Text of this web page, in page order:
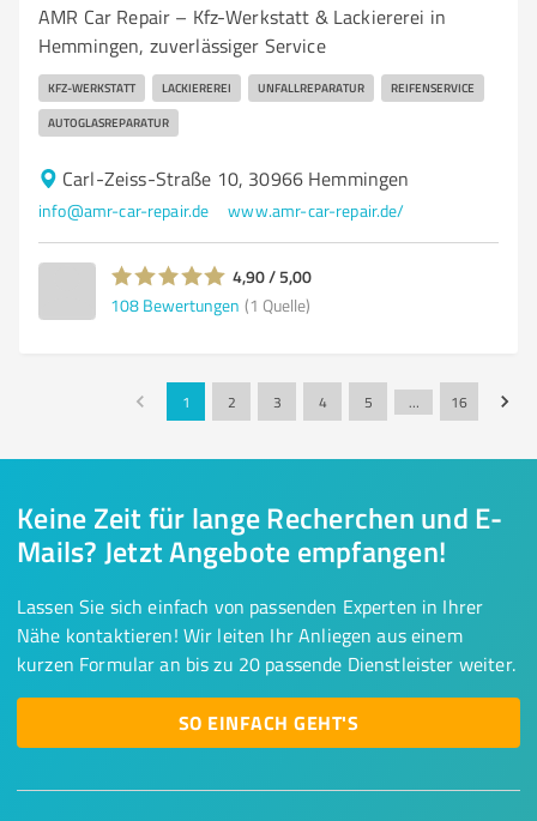
AMR Car Repair – Kfz-Werkstatt & Lackiererei in
Hemmingen, zuverlässiger Service
KFZ-WERKSTATT LACKIEREREI UNFALLREPARATUR REIFENSERVICE
AUTOGLASREPARATUR
Carl-Zeiss-Straße 10, 30966 Hemmingen
info@amr-car-repair.de www.amr-car-repair.de/
4,90 / 5,00
108 Bewertungen (1 Quelle)
1 2 3 4 5 … 16
Keine Zeit für lange Recherchen und E-
Mails? Jetzt Angebote empfangen!
Lassen Sie sich einfach von passenden Experten in Ihrer
Nähe kontaktieren! Wir leiten Ihr Anliegen aus einem
kurzen Formular an bis zu 20 passende Dienstleister weiter.
SO EINFACH GEHT'S